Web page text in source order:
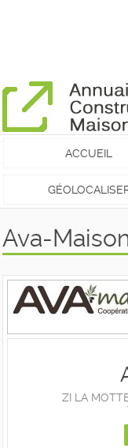
ACCUEIL
Ava-
ZI LA